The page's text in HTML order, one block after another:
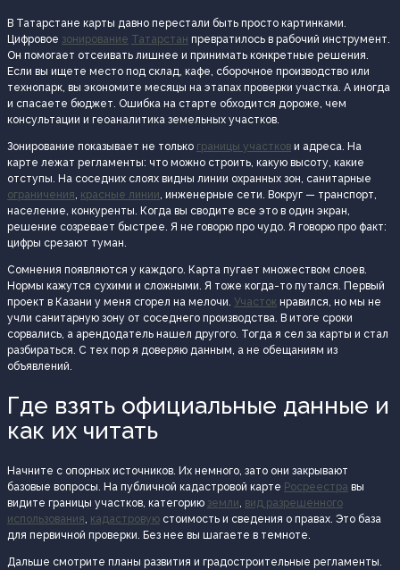
В Татарстане карты давно перестали быть просто картинками.
Цифровое зонирование Татарстан превратилось в рабочий инструмент.
Он помогает отсеивать лишнее и принимать конкретные решения.
Если вы ищете место под склад, кафе, сборочное производство или
технопарк, вы экономите месяцы на этапах проверки участка. А иногда
и спасаете бюджет. Ошибка на старте обходится дороже, чем
консультации и геоаналитика земельных участков.
Зонирование показывает не только границы участков и адреса. На
карте лежат регламенты: что можно строить, какую высоту, какие
отступы. На соседних слоях видны линии охранных зон, санитарные
ограничения красные линии , инженерные сети. Вокруг — транспорт,
население, конкуренты. Когда вы сводите все это в один экран,
решение созревает быстрее. Я не говорю про чудо. Я говорю про факт:
цифры срезают туман.
Сомнения появляются у каждого. Карта пугает множеством слоев.
Нормы кажутся сухими и сложными. Я тоже когда-то путался. Первый
проект в Казани у меня сгорел на мелочи. Участок нравился, но мы не
учли санитарную зону от соседнего производства. В итоге сроки
сорвались, а арендодатель нашел другого. Тогда я сел за карты и стал
разбираться. С тех пор я доверяю данным, а не обещаниям из
объявлений.
Где взять официальные данные и
как их читать
Начните с опорных источников. Их немного, зато они закрывают
базовые вопросы. На публичной кадастровой карте Росреестра вы
видите границы участков, категорию земли вид разрешенного
использования кадастровую стоимость и сведения о правах. Это база
для первичной проверки. Без нее вы шагаете в темноте.
Дальше смотрите планы развития и градостроительные регламенты.